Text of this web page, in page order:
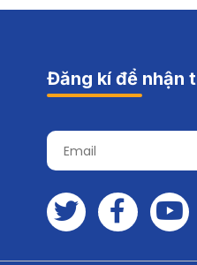
Đăng kí để nhận